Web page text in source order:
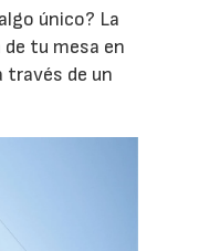
único? La
tu mesa en
través de un